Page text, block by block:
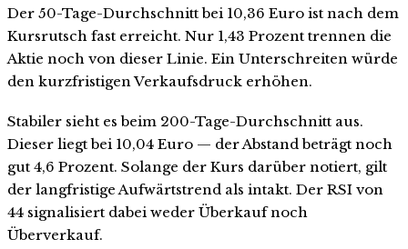
Der 50-Tage-Durchschnitt bei 10,36 Euro ist nach dem
Kursrutsch fast erreicht. Nur 1,43 Prozent trennen die
Aktie noch von dieser Linie. Ein Unterschreiten würde
den kurzfristigen Verkaufsdruck erhöhen.
Stabiler sieht es beim 200-Tage-Durchschnitt aus.
Dieser liegt bei 10,04 Euro — der Abstand beträgt noch
gut 4,6 Prozent. Solange der Kurs darüber notiert, gilt
der langfristige Aufwärtstrend als intakt. Der RSI von
44 signalisiert dabei weder Überkauf noch
Überverkauf.